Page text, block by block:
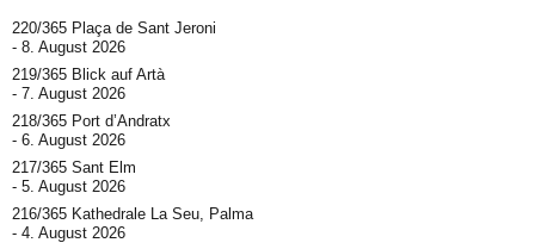
220/365 Plaça de Sant Jeroni
8. August 2026
219/365 Blick auf Artà
7. August 2026
218/365 Port d’Andratx
6. August 2026
217/365 Sant Elm
5. August 2026
216/365 Kathedrale La Seu, Palma
4. August 2026